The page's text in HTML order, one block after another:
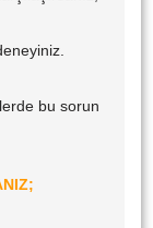
bu sorun